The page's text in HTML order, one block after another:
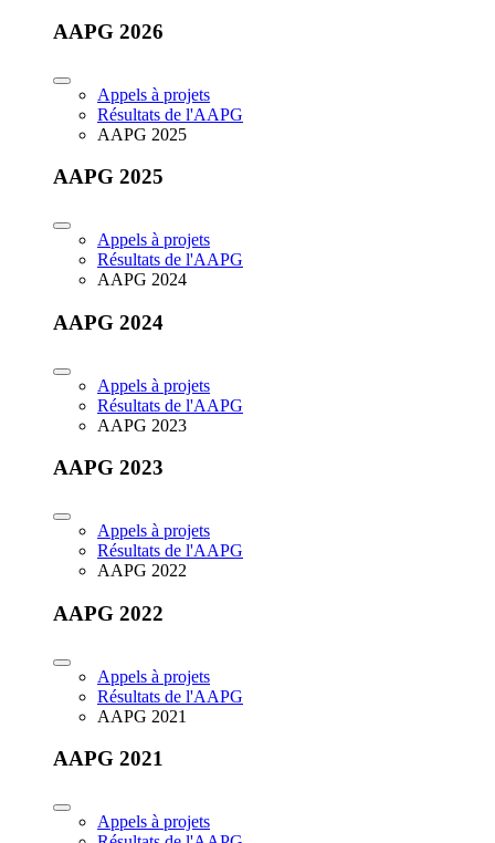
AAPG 2026
Appels à projets
Résultats de l'AAPG
AAPG 2025
AAPG 2025
Appels à projets
Résultats de l'AAPG
AAPG 2024
AAPG 2024
Appels à projets
Résultats de l'AAPG
AAPG 2023
AAPG 2023
Appels à projets
Résultats de l'AAPG
AAPG 2022
AAPG 2022
Appels à projets
Résultats de l'AAPG
AAPG 2021
AAPG 2021
Appels à projets